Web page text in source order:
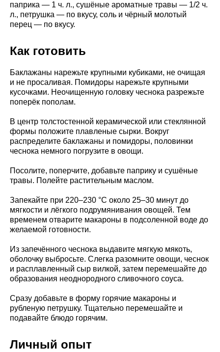
паприка — 1 ч. л., сушёные ароматные травы — 1/2 ч.
л., петрушка — по вкусу, соль и чёрный молотый
перец — по вкусу.
Как готовить
Баклажаны нарежьте крупными кубиками, не очищая
и не просаливая. Помидоры нарежьте крупными
кусочками. Неочищенную головку чеснока разрежьте
поперёк пополам.
В центр толстостенной керамической или стеклянной
формы положите плавленые сырки. Вокруг
распределите баклажаны и помидоры, половинки
чеснока немного погрузите в овощи.
Посолите, поперчите, добавьте паприку и сушёные
травы. Полейте растительным маслом.
Запекайте при 220–230 °C около 25–30 минут до
мягкости и лёгкого подрумянивания овощей. Тем
временем отварите макароны в подсоленной воде до
желаемой готовности.
Из запечённого чеснока выдавите мягкую мякоть,
оболочку выбросьте. Слегка разомните овощи, чеснок
и расплавленный сыр вилкой, затем перемешайте до
образования неоднородного сливочного соуса.
Сразу добавьте в форму горячие макароны и
рубленую петрушку. Тщательно перемешайте и
подавайте блюдо горячим.
Личный опыт